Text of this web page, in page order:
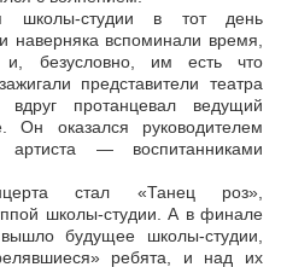
школы-студии в тот день
наверняка вспоминали время,
безусловно, им есть что
представители театра
протанцевал ведущий
Он оказался руководителем
— воспитанниками
стал «Танец роз»,
школы-студии. А в финале
будущее школы-студии,
ребята, и над их